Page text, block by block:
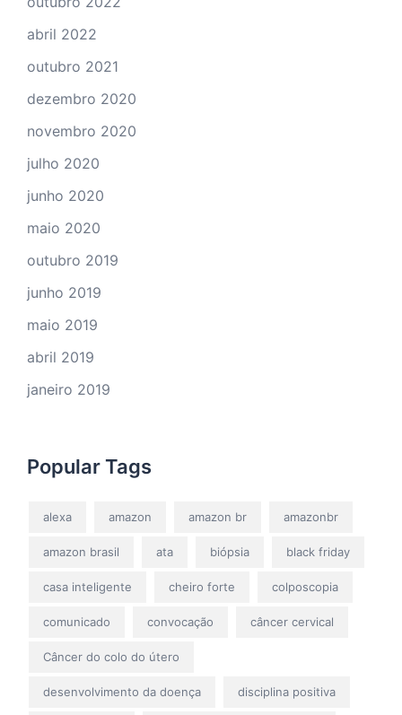
abril 2022
outubro 2021
dezembro 2020
novembro 2020
julho 2020
junho 2020
maio 2020
outubro 2019
junho 2019
maio 2019
abril 2019
janeiro 2019
Popular Tags
alexa amazon amazon br amazonbr
amazon brasil ata biópsia black friday
casa inteligente cheiro forte colposcopia
comunicado convocação câncer cervical
Câncer do colo do útero
desenvolvimento da doença disciplina positiva